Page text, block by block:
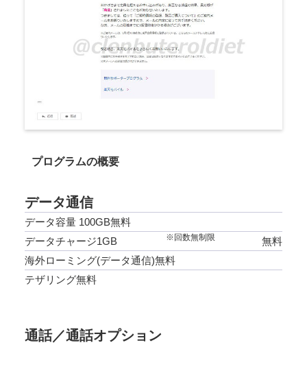
プログラムの概要
データ通信
データ容量 100GB無料
データチャージ1GB
※回数無制限
無料
海外ローミング(データ通信)無料
テザリング無料
通話／通話オプション